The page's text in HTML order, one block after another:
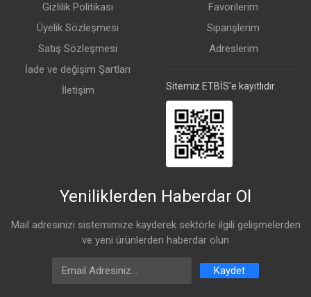
Enable / disable passive PoE
Gizlilik Politikası
Üyelik Sözleşmesi
Satış Sözleşmesi
İade ve değişim Şartları
İletişim
Favorilerim
Siparişlerim
Adreslerim
Sitemiz ETBİS'e kayıtlıdır.
Yeniliklerden Haberdar Ol
Mail adresinizi sistemimize kayderek sektörle ilgili gelişmelerden
ve yeni ürünlerden haberdar olun
Email Address
Kaydet